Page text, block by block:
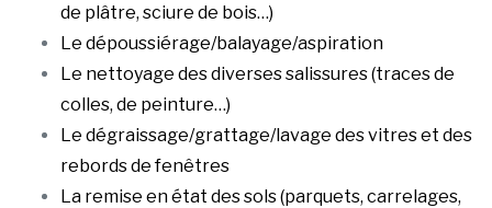
de plâtre, sciure de bois…)
Le dépoussiérage/balayage/aspiration
Le nettoyage des diverses salissures (traces de
colles, de peinture…)
Le dégraissage/grattage/lavage des vitres et des
rebords de fenêtres
La remise en état des sols (parquets, carrelages,